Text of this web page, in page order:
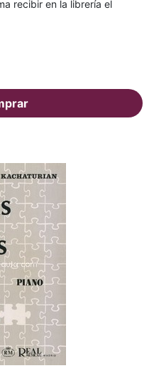
recibir en la librería el